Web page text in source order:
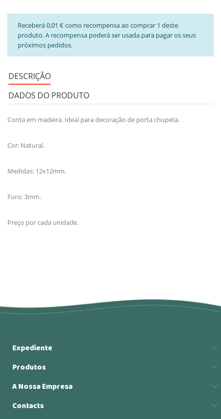
Receberá 0,01 € como recompensa ao comprar 1 deste
produto. A recompensa poderá ser usada para pagar os seus
próximos pedidos.
DESCRIÇÃO
DADOS DO PRODUTO
Conta em madeira. Ideal para decoração de porta chupeta.
Cor: Natural.
Medidas: 12x12mm.
Furo: 3mm.
Preço por cada unidade.
Expediente
Produtos
A Nossa Empresa
Contacts